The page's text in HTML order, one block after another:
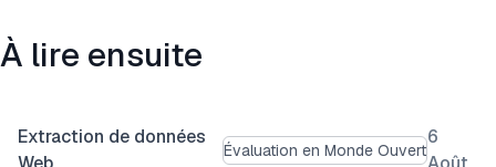
À lire ensuite
Extraction de données
Évaluation en Monde Ouvert
6